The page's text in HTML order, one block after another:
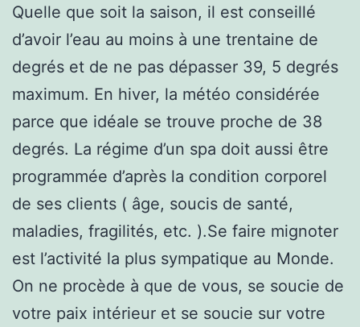
Quelle que soit la saison, il est conseillé
d’avoir l’eau au moins à une trentaine de
degrés et de ne pas dépasser 39, 5 degrés
maximum. En hiver, la météo considérée
parce que idéale se trouve proche de 38
degrés. La régime d’un spa doit aussi être
programmée d’après la condition corporel
de ses clients ( âge, soucis de santé,
maladies, fragilités, etc. ).Se faire mignoter
est l’activité la plus sympatique au Monde.
On ne procède à que de vous, se soucie de
votre paix intérieur et se soucie sur votre